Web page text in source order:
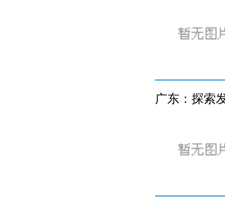
广东：探索